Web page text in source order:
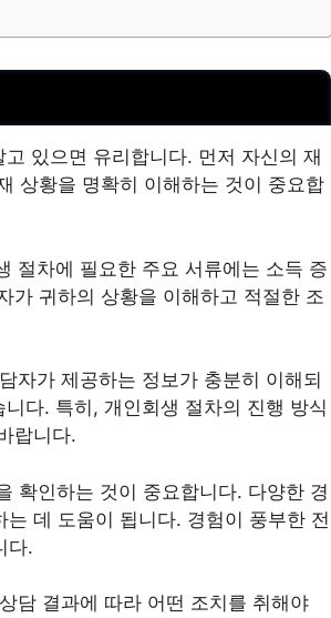
고 있으면 유리합니다. 먼저 자신의 재
상황을 명확히 이해하는 것이 중요합
절차에 필요한 주요 서류에는 소득 증
가 귀하의 상황을 이해하고 적절한 조
자가 제공하는 정보가 충분히 이해되
다. 특히, 개인회생 절차의 진행 방식
랍니다.
확인하는 것이 중요합니다. 다양한 경
데 도움이 됩니다. 경험이 풍부한 전
다.
담 결과에 따라 어떤 조치를 취해야